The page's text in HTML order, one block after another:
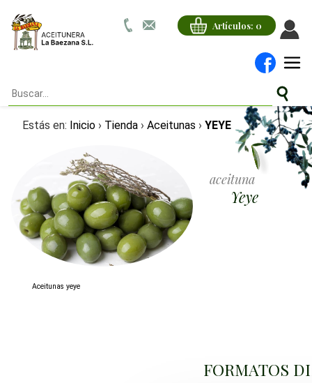
Artículos: 0
Estás en: Inicio › Tienda › Aceitunas › YEYE
aceituna
yeye
Aceitunas yeye
FORMATOS